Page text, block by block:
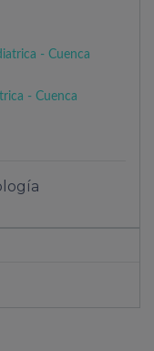
- Cuenca
- Cuenca